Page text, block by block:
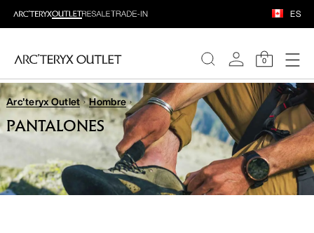
ES
0
MUJERE
HOMBRE
Arc'teryx Outlet Hombre
PANTALONES